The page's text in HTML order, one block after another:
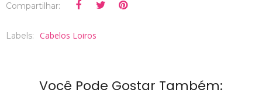
Compartilhar:
Labels: Cabelos Loiros
Você Pode Gostar Também: